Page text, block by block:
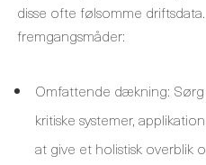
disse ofte følsomme
fremgangsmåder:
Omfattende dækning:
kritiske systemer,
at give et holistisk overblik